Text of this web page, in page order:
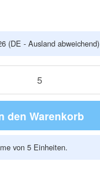
(DE - Ausland abweichend)
den Warenkorb
von 5 Einheiten.